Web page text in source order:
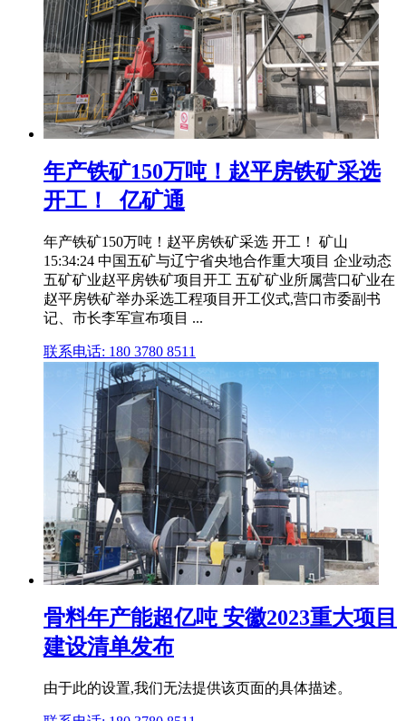
年产铁矿150万吨！赵平房铁矿采选
开工！_亿矿通
年产铁矿150万吨！赵平房铁矿采选 开工！ 矿山
15:34:24 中国五矿与辽宁省央地合作重大项目 企业动态
五矿矿业赵平房铁矿项目开工 五矿矿业所属营口矿业在
赵平房铁矿举办采选工程项目开工仪式,营口市委副书
记、市长李军宣布项目 ...
联系电话: 180 3780 8511
骨料年产能超亿吨 安徽2023重大项目
建设清单发布
由于此的设置,我们无法提供该页面的具体描述。